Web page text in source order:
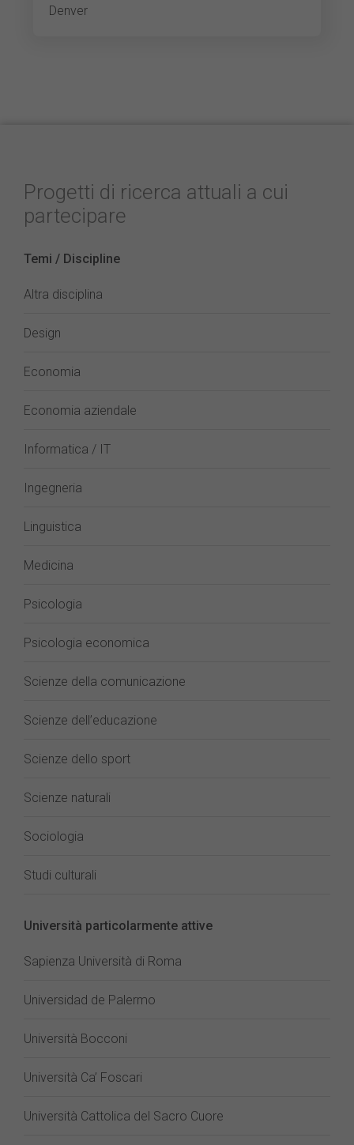
Denver
Progetti di ricerca attuali a cui
partecipare
Temi / Discipline
Altra disciplina
Design
Economia
Economia aziendale
Informatica / IT
Ingegneria
Linguistica
Medicina
Psicologia
Psicologia economica
Scienze della comunicazione
Scienze dell’educazione
Scienze dello sport
Scienze naturali
Sociologia
Studi culturali
Università particolarmente attive
Sapienza Università di Roma
Universidad de Palermo
Università Bocconi
Università Ca’ Foscari
Università Cattolica del Sacro Cuore